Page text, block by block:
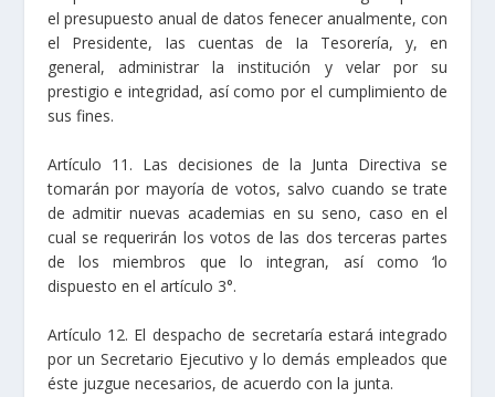
el presupuesto anual de datos fenecer anualmente, con
el Presidente, Ias cuentas de Ia Tesorería, y, en
general, administrar la institución y velar por su
prestigio e integridad, así como por el cumplimiento de
sus fines.
Artículo 11. Las decisiones de la Junta Directiva se
tomarán por mayoría de votos, salvo cuando se trate
de admitir nuevas academias en su seno, caso en el
cual se requerirán los votos de las dos terceras partes
de los miembros que lo integran, así como ‘lo
dispuesto en el artículo 3°.
Artículo 12. El despacho de secretaría estará integrado
por un Secretario Ejecutivo y lo demás empleados que
éste juzgue necesarios, de acuerdo con la junta.